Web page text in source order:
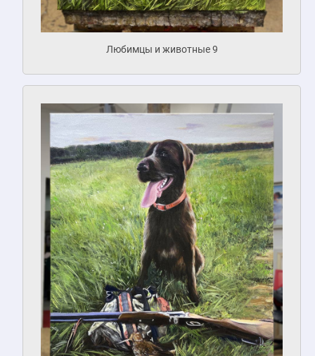
Любимцы и животные 9